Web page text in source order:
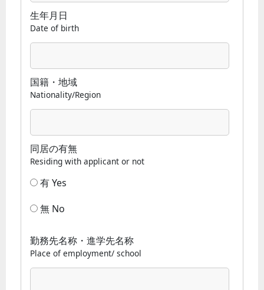
生年月日
Date of birth
国籍・地域
Nationality/Region
同居の有無
Residing with applicant or not
有 Yes
無 No
勤務先名称・進学先名称
Place of employment/ school